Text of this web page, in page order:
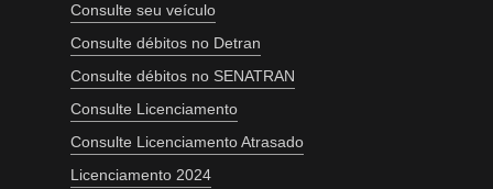
Consulte seu veículo
Consulte débitos no Detran
Consulte débitos no SENATRAN
Consulte Licenciamento
Consulte Licenciamento Atrasado
Licenciamento 2024